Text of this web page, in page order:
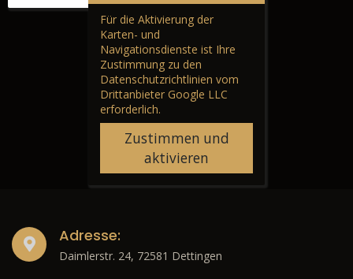
Für die Aktivierung der
Karten- und
Navigationsdienste ist Ihre
Zustimmung zu den
Datenschutzrichtlinien vom
Drittanbieter Google LLC
erforderlich.
Zustimmen und
aktivieren
Adresse:
Daimlerstr. 24, 72581 Dettingen